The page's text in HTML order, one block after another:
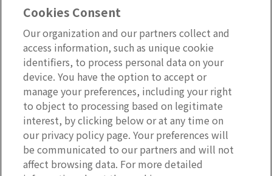
動画（LumApps Play）
従業員ジャーニー
モバイルアプリ
施設管理
施設管理 トップ
Cookies Consent
Our organization and our partners collect and
access information, such as unique cookie
identifiers, to process personal data on your
device. You have the option to accept or
manage your preferences, including your right
to object to processing based on legitimate
interest, by clicking below or at any time on
our privacy policy page. Your preferences will
be communicated to our partners and will not
affect browsing data. For more detailed